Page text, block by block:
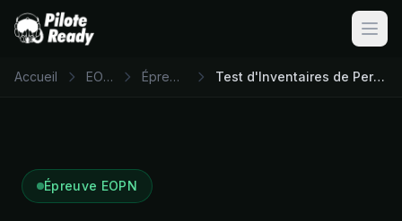
Accueil EOPN Épreuves Test d'Inventaires de Personnalité
Épreuve EOPN